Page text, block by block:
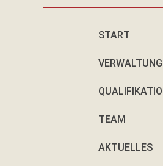
START
VERWALTUNG
TEAM
AKTUELLES